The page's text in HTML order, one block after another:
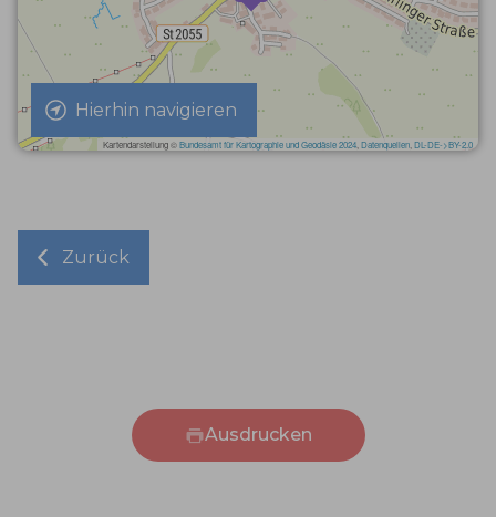
Hierhin navigieren
Zurück
Ausdrucken